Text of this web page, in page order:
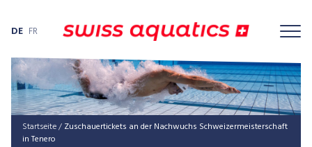
DE FR
Startseite/ Zuschau­er­ti­ckets an der Nach­wuchs Schwei­zer­meis­ter­schaft
in Tenero